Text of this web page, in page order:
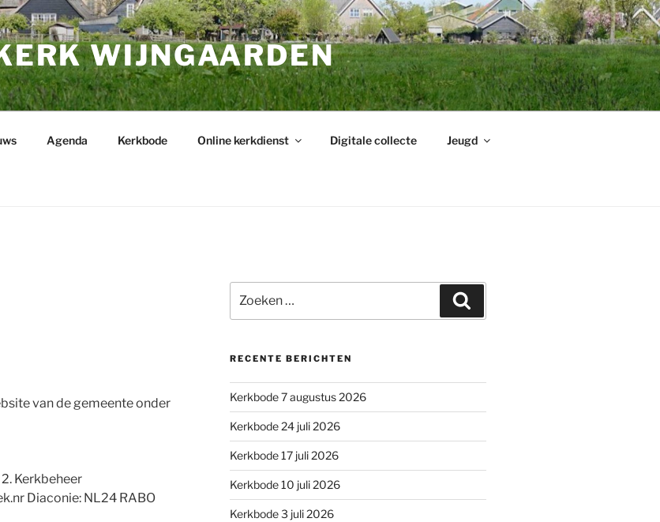
WIJNGAARDEN
Agenda Kerkbode Online kerkdienst Digitale collecte Jeugd
van de gemeente onder
Kerkbeheer
Diaconie: NL24 RABO
naar:
RECENTE BERICHTEN
Kerkbode 7 augustus 2026
Kerkbode 24 juli 2026
Kerkbode 17 juli 2026
Kerkbode 10 juli 2026
Kerkbode 3 juli 2026